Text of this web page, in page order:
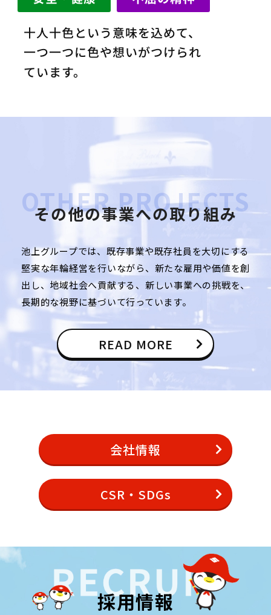
OTHER PROJECTS
その他の事業への取り組み
池上グループでは、既存事業や既存社員を大切にする
堅実な年輪経営を行いながら、新たな雇用や価値を創
出し、地域社会へ貢献する、新しい事業への挑戦を、
長期的な視野に基づいて行っています。
READ MORE
会社情報
CSR・SDGs
採用情報